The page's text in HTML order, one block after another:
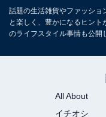
地下
話題の生活雑貨やファッショ
と楽しく、豊かになるヒン
のライフスタイル事情も公開
All About
イチオシ